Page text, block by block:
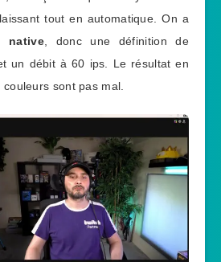
tout en automatique. On a
native, donc une définition de
un débit à 60 ips. Le résultat en
sont pas mal.